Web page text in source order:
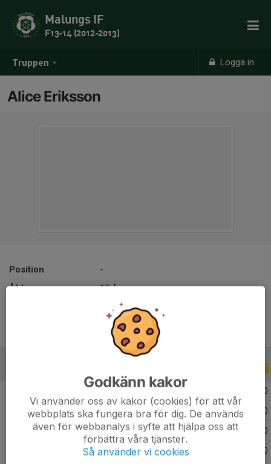
Truppen Logga in
Malungs IF
F13-14 (2012-2013)
Alice Eriksson
Position
-
Ålder
12 år
0
2025 14 0 0 0
10 0 0
0
Godkänn kakor
Vi använder oss av kakor (cookies) för att vår
webbplats ska fungera bra för dig. De används
även för webbanalys i syfte att hjälpa oss att
förbättra våra tjänster.
Så använder vi cookies